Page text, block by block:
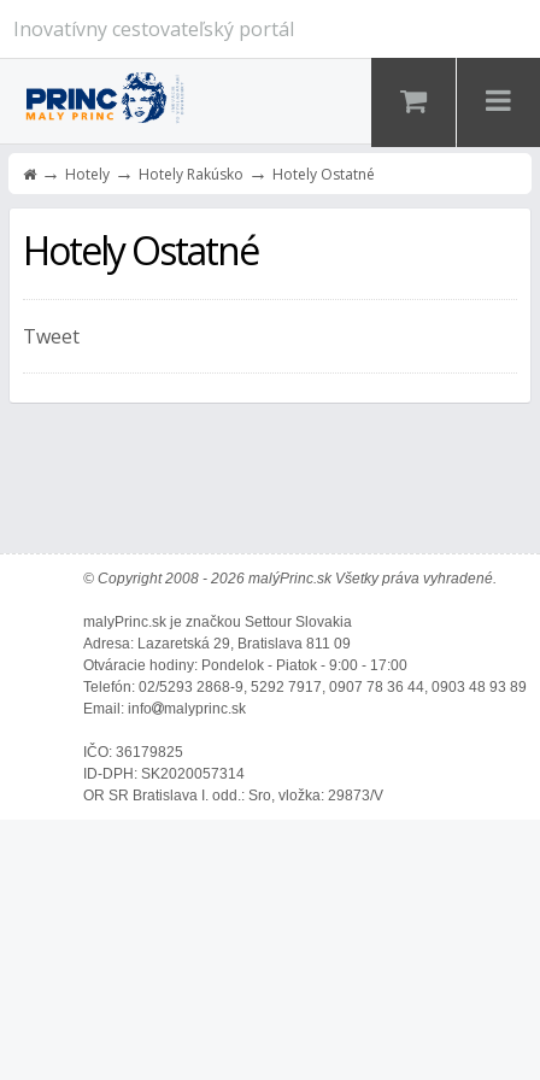
Inovatívny cestovateľský portál
→ Hotely→ Hotely Rakúsko → Hotely Ostatné
Hotely Ostatné
Tweet
© Copyright 2008 - 2026 malýPrinc.sk Všetky práva vyhradené.
malyPrinc.sk je značkou Settour Slovakia
Adresa: Lazaretská 29, Bratislava 811 09
Otváracie hodiny: Pondelok - Piatok - 9:00 - 17:00
Telefón: 02/5293 2868-9, 5292 7917, 0907 78 36 44, 0903 48 93 89
Email: info
malyprinc.sk
IČO: 36179825
ID-DPH: SK2020057314
OR SR Bratislava I. odd.: Sro, vložka: 29873/V